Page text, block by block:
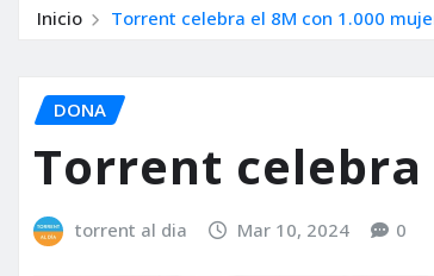
Inicio Torrent celebra el 8M con 1.000
DONA
Torrent celebra
torrent al dia Mar 10, 2024 0